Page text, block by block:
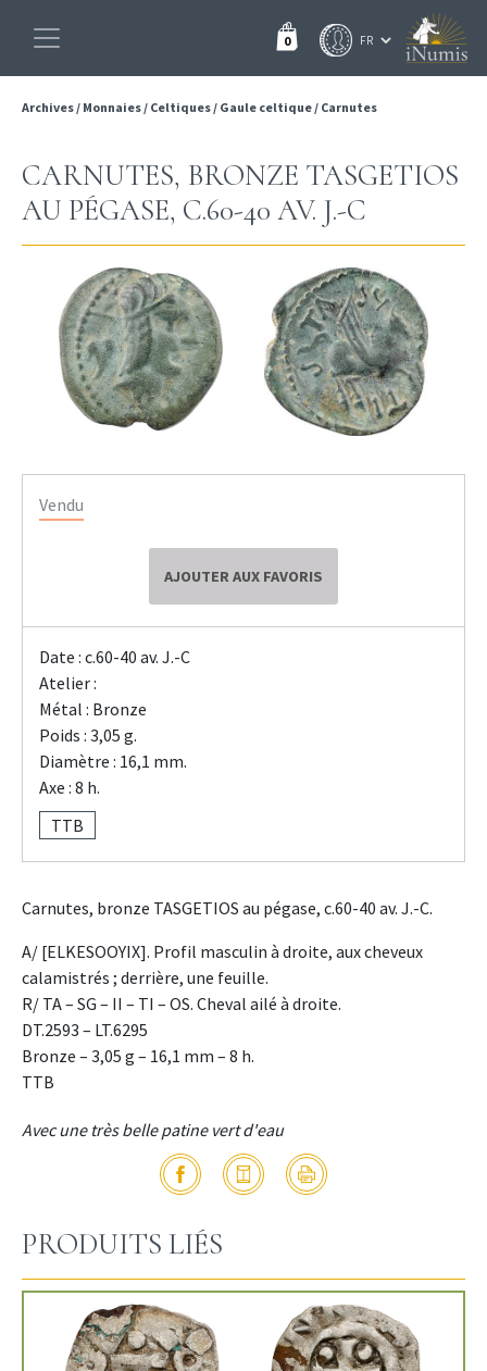
0
Archives/ Monnaies/ Celtiques/ Gaule celtique/ Carnutes
CARNUTES, BRONZE TASGETIOS
AU PÉGASE, C.60-40 AV. J.-C
Vendu
AJOUTER AUX FAVORIS
Date : c.60-40 av. J.-C
Atelier :
Métal : Bronze
Poids : 3,05 g.
Diamètre : 16,1 mm.
Axe : 8 h.
TTB
Carnutes, bronze TASGETIOS au pégase, c.60-40 av. J.-C.
A/ [ELKESOOYIX]. Profil masculin à droite, aux cheveux
calamistrés ; derrière, une feuille.
R/ TA – SG – II – TI – OS. Cheval ailé à droite.
DT.2593 – LT.6295
Bronze – 3,05 g – 16,1 mm – 8 h.
TTB
Avec une très belle patine vert d'eau
PRODUITS LIÉS